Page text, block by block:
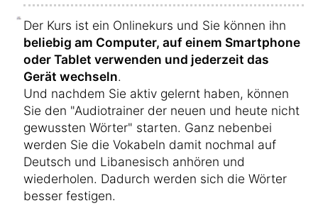
Der Kurs ist ein Onlinekurs und Sie können ihn
beliebig am Computer, auf einem Smartphone
oder Tablet verwenden und jederzeit das
Gerät wechseln.
Und nachdem Sie aktiv gelernt haben, können
Sie den "Audiotrainer der neuen und heute nicht
gewussten Wörter" starten. Ganz nebenbei
werden Sie die Vokabeln damit nochmal auf
Deutsch und Libanesisch anhören und
wiederholen. Dadurch werden sich die Wörter
besser festigen.